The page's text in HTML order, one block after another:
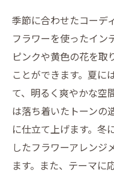
季節に合わせたコーデ
フラワーを使ったイン
ピンクや黄色の花を取
ことができます。夏に
て、明るく爽やかな空
は落ち着いたトーンの
に仕立て上げます。冬
したフラワーアレンジ
ます。また、テーマに